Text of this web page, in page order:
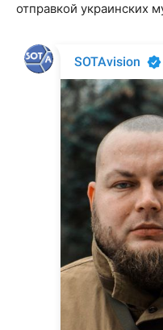
отправкой украинских